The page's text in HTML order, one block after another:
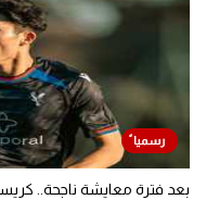
بعد فترة معايشة ناجحة..